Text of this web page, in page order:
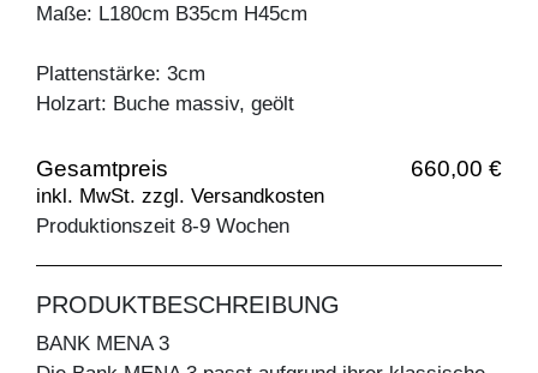
Maße: L180cm B35cm H45cm
Plattenstärke: 3cm
Holzart: Buche massiv, geölt
Gesamtpreis 660,00 €
inkl. MwSt. zzgl. Versandkosten
Produktionszeit 8-9 Wochen
PRODUKTBESCHREIBUNG
BANK MENA 3